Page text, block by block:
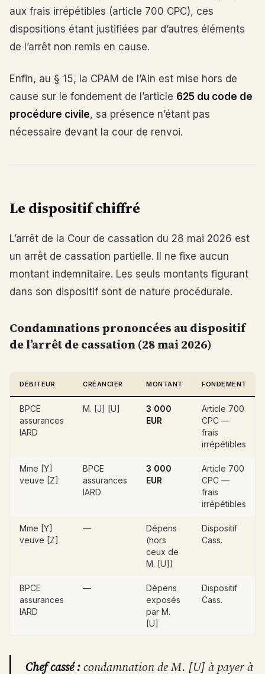
aux frais irrépétibles (article 700 CPC), ces
dispositions étant justifiées par d’autres éléments
de l’arrêt non remis en cause.
Enfin, au § 15, la CPAM de l’Ain est mise hors de
cause sur le fondement de l’article 625 du code de
procédure civile, sa présence n’étant pas
nécessaire devant la cour de renvoi.
Le dispositif chiffré
L’arrêt de la Cour de cassation du 28 mai 2026 est
un arrêt de cassation partielle. Il ne fixe aucun
montant indemnitaire. Les seuls montants figurant
dans son dispositif sont de nature procédurale.
Condamnations prononcées au dispositif
de l’arrêt de cassation (28 mai 2026)
DÉBITEUR CRÉANCIER MONTANT FONDEMENT
BPCE
assurances
IARD
M. [J] [U]
3 000
EUR
Article 700
CPC —
frais
irrépétibles
Mme [Y]
veuve [Z]
BPCE
assurances
IARD
3 000
EUR
Article 700
CPC —
frais
irrépétibles
Mme [Y]
veuve [Z]
—
Dépens
(hors
ceux de
M. [U])
Dispositif
Cass.
BPCE
assurances
IARD
—
Dépens
exposés
par M.
[U]
Dispositif
Cass.
Chef cassé :condamnation de M. [U] à payer à